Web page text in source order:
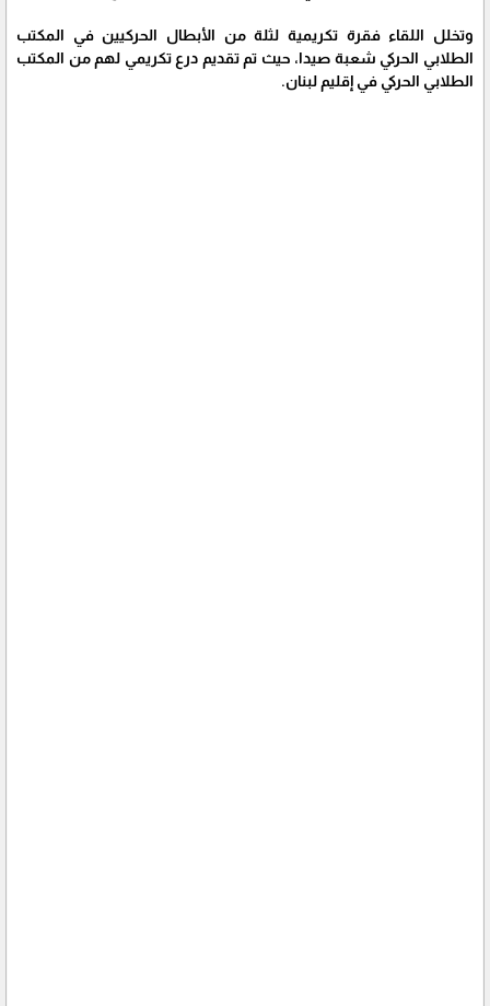
وتخلل اللقاء فقرة تكريمية لثلة من الأبطال الحركيين في المكتب
الطلابي الحركي شعبة صيدا، حيث تم تقديم درع تكريمي لهم من المكتب
الطلابي الحركي في إقليم لبنان.